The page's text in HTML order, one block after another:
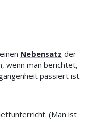
Nebensatz der
wenn man berichtet,
passiert ist.
(Man ist